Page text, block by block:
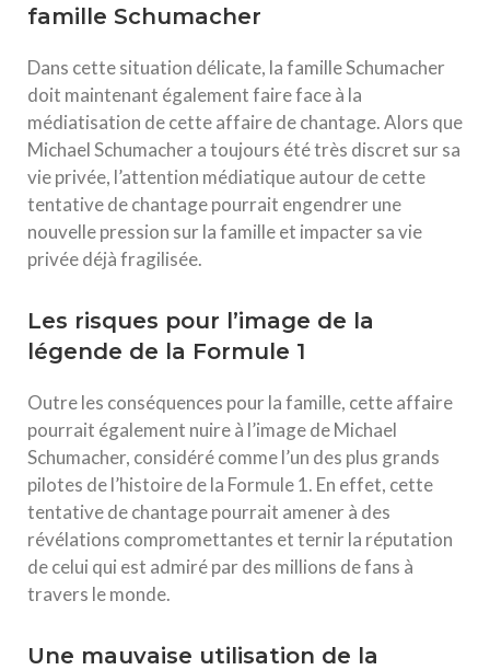
famille Schumacher
Dans cette situation délicate, la famille Schumacher
doit maintenant également faire face à la
médiatisation de cette affaire de chantage. Alors que
Michael Schumacher a toujours été très discret sur sa
vie privée, l’attention médiatique autour de cette
tentative de chantage pourrait engendrer une
nouvelle pression sur la famille et impacter sa vie
privée déjà fragilisée.
Les risques pour l’image de la
légende de la Formule 1
Outre les conséquences pour la famille, cette affaire
pourrait également nuire à l’image de Michael
Schumacher, considéré comme l’un des plus grands
pilotes de l’histoire de la Formule 1. En effet, cette
tentative de chantage pourrait amener à des
révélations compromettantes et ternir la réputation
de celui qui est admiré par des millions de fans à
travers le monde.
Une mauvaise utilisation de la